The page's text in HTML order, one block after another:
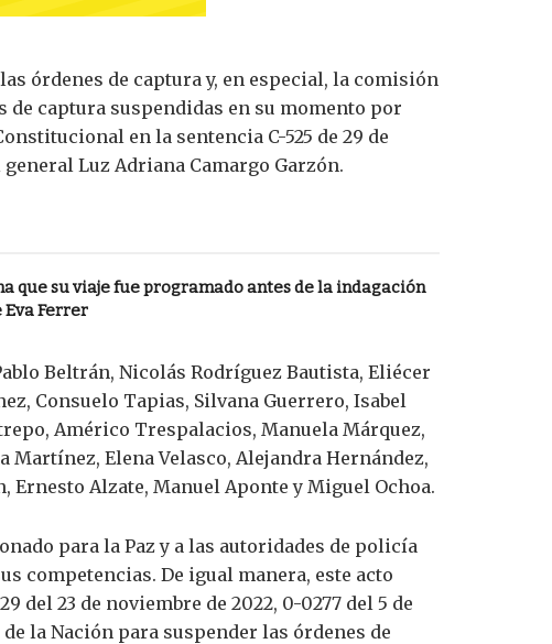
órdenes de captura y, en especial, la comisión
de captura suspendidas en su momento por
en la sentencia C-525 de 29 de
Luz Adriana Camargo Garzón.
que su viaje fue programado antes de la indagación
Eva Ferrer
Beltrán, Nicolás Rodríguez Bautista, Eliécer
Consuelo Tapias, Silvana Guerrero, Isabel
Américo Trespalacios, Manuela Márquez,
Elena Velasco, Alejandra Hernández,
Ernesto Alzate, Manuel Aponte y Miguel Ochoa.
para la Paz y a las autoridades de policía
competencias. De igual manera, este acto
del 23 de noviembre de 2022, 0-0277 del 5 de
la Nación para suspender las órdenes de